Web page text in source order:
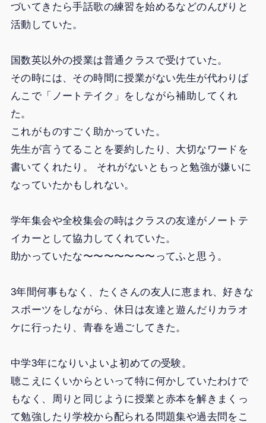
づいてきたら手話歌の練習を始めるなどのんびりと
活動していた。
国数英以外の授業は普通クラスで受けていた。
その時には、その時間に授業がない先生が代わりば
んこで「ノートテイク」をしながら補助してくれ
た。
これがものすごく助かっていた。
先生が言うてることを要約したり、大切なワードを
書いてくれたり。 それがないともっと勉強が嫌いに
なっていたかもしれない。
学年集会や全校集会の時はクラスの友達がノートテ
イカーとして協力してくれていた。
助かっていたな〜〜〜〜〜〜〜ってふと思う。
3年間何事もなく、たくさんの友人に恵まれ、好きな
スポーツをしながら、休日は友達と遊んだりカラオ
ケに行ったり、青春を過ごしてきた。
中学3年になりいよいよ初めての受験。
聴こえにくいからといって特に何かしていたわけで
もなく、周りと同じように授業と赤本を解きまくっ
て勉強したり学校から配られる問題集や過去問をこ